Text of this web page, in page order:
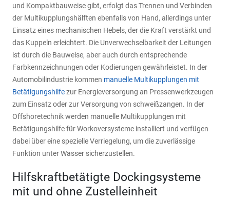
und Kompaktbauweise gibt, erfolgt das Trennen und Verbinden
der Multikupplungshälften ebenfalls von Hand, allerdings unter
Einsatz eines mechanischen Hebels, der die Kraft verstärkt und
das Kuppeln erleichtert. Die Unverwechselbarkeit der Leitungen
ist durch die Bauweise, aber auch durch entsprechende
Farbkennzeichnungen oder Kodierungen gewährleistet. In der
Automobilindustrie kommen manuelle Multikupplungen mit
Betätigungshilfezur Energieversorgung an Pressenwerkzeugen
zum Einsatz oder zur Versorgung von schweißzangen. In der
Offshoretechnik werden manuelle Multikupplungen mit
Betätigungshilfe für Workoversysteme installiert und verfügen
dabei über eine spezielle Verriegelung, um die zuverlässige
Funktion unter Wasser sicherzustellen.
Hilfskraftbetätigte Dockingsysteme
mit und ohne Zustelleinheit